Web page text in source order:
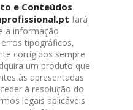
e Conteúdos
fará
a informação
tipográficos,
corrigidos sempre
um produto que
às apresentadas
à resolução do
legais aplicáveis